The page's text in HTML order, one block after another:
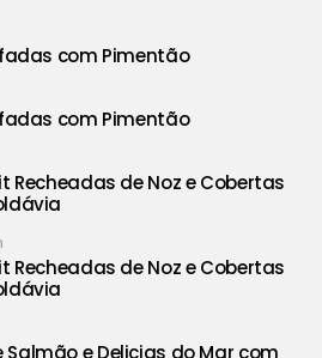
com Pimentão
com Pimentão
Recheadas de Noz e Cobertas
Recheadas de Noz e Cobertas
e Delicias do Mar com